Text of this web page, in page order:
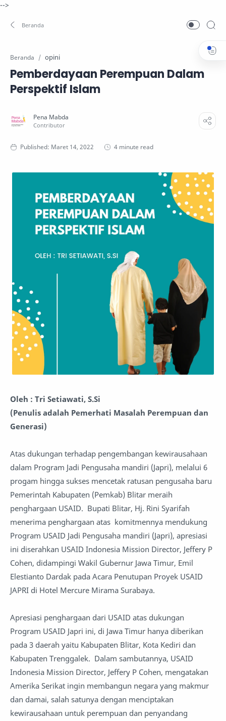
-->
Beranda opini
Pemberdayaan Perempuan Dalam
Perspektif Islam
4 minute read
Oleh : Tri Setiawati, S.Si
(Penulis adalah Pemerhati Masalah Perempuan dan
Generasi)
Atas dukungan terhadap pengembangan kewirausahaan
dalam Program Jadi Pengusaha mandiri (Japri), melalui 6
progam hingga sukses mencetak ratusan pengusaha baru
Pemerintah Kabupaten (Pemkab) Blitar meraih
penghargaan USAID. Bupati Blitar, Hj. Rini Syarifah
menerima penghargaan atas komitmennya mendukung
Program USAID Jadi Pengusaha mandiri (Japri), apresiasi
ini diserahkan USAID Indonesia Mission Director, Jeffery P
Cohen, didampingi Wakil Gubernur Jawa Timur, Emil
Elestianto Dardak pada Acara Penutupan Proyek USAID
JAPRI di Hotel Mercure Mirama Surabaya.
Apresiasi penghargaan dari USAID atas dukungan
Program USAID Japri ini, di Jawa Timur hanya diberikan
pada 3 daerah yaitu Kabupaten Blitar, Kota Kediri dan
Kabupaten Trenggalek. Dalam sambutannya, USAID
Indonesia Mission Director, Jeffery P Cohen, mengatakan
Amerika Serikat ingin membangun negara yang makmur
dan damai, salah satunya dengan menciptakan
kewirausahaan untuk perempuan dan penyandang